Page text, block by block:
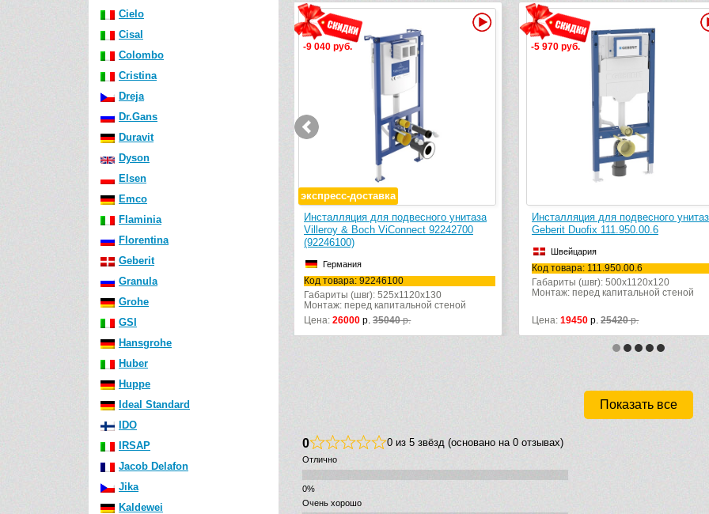
Cielo
Cisal
Colombo
Cristina
Dreja
Dr.Gans
Duravit
Dyson
Elsen
Emco
Flaminia
Florentina
Geberit
Granula
Grohe
GSI
Hansgrohe
Huber
Huppe
Ideal Standard
IDO
IRSAP
Jacob Delafon
Jika
Kaldewei
экспресс-доставка
Видео
Инсталляция для подвесного унитаза
(92246100)
Германия
Код товара: 92246100
Габариты (швг): 525x1120x130
Монтаж: перед капитальной стеной
Цена: 26000
-5 970 руб.
Видео
Инсталляция для подвесного унитаза
Geberit Duofix 111.950.00.6
Швейцария
Код товара: 111.950.00.6
Габариты (швг): 500x1120x120
Монтаж: перед капитальной стеной
Цена:19450 р.25420
Инсталляция для подвесного
Geberit Duofix UP320 111.362.00.5
Швейцария
Код товара: 111.362.00.5
Габариты (швг): 500x1120x12
Цена:28815 р.
Показать все
0 0 из 5 звёзд (основано на 0 отзывах)
Отлично
Очень хорошо